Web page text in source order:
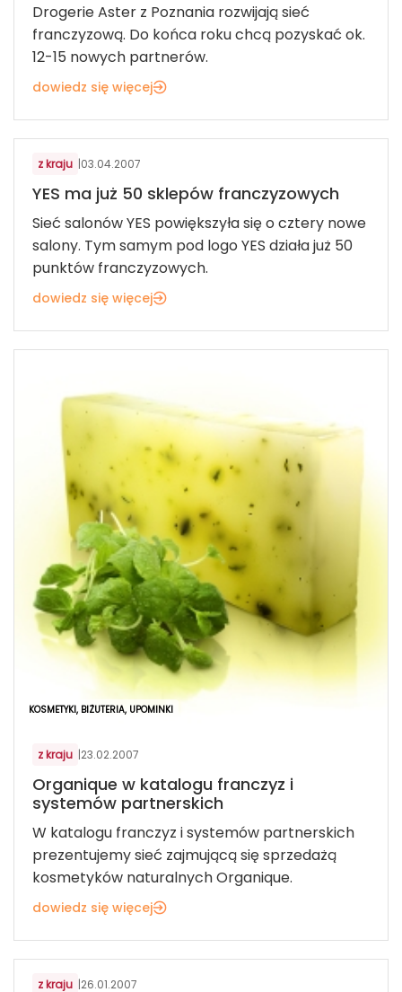
Drogerie Aster z Poznania rozwijają sieć
franczyzową. Do końca roku chcą pozyskać ok.
12-15 nowych partnerów.
dowiedz się więcej
KOSMETYKI, BIŻUTERIA, UPOMINKI
z kraju |03.04.2007
YES ma już 50 sklepów franczyzowych
Sieć salonów YES powiększyła się o cztery nowe
salony. Tym samym pod logo YES działa już 50
punktów franczyzowych.
dowiedz się więcej
KOSMETYKI, BIŻUTERIA, UPOMINKI
z kraju |23.02.2007
Organique w katalogu franczyz i
systemów partnerskich
W katalogu franczyz i systemów partnerskich
prezentujemy sieć zajmującą się sprzedażą
kosmetyków naturalnych Organique.
dowiedz się więcej
KOSMETYKI, BIŻUTERIA, UPOMINKI
z kraju |26.01.2007